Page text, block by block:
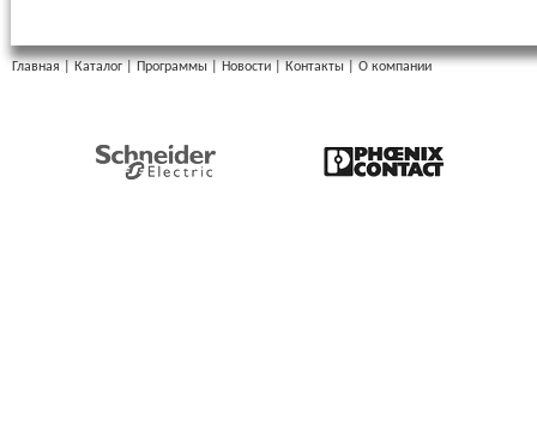
Главная | Каталог | Программы | Новости | Контакты | О компании